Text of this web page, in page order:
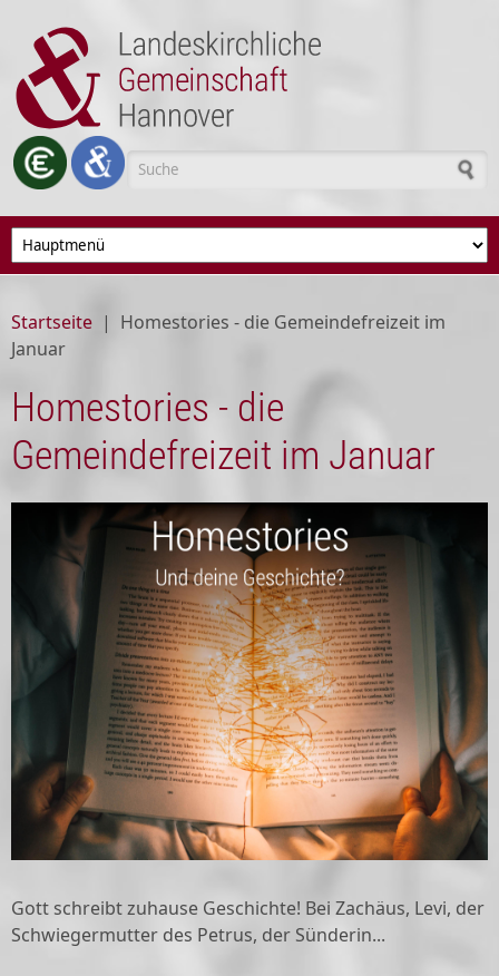
Suchformular
Startseite | Homestories - die Gemeindefreizeit im
Januar
Homestories - die
Gemeindefreizeit im Januar
Gott schreibt zuhause Geschichte! Bei Zachäus, Levi, der
Schwiegermutter des Petrus, der Sünderin...